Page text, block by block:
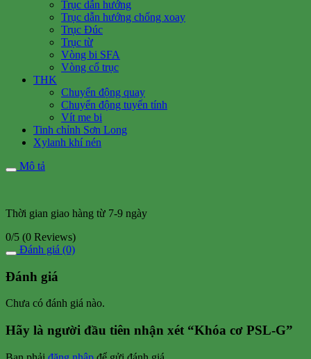
Trục dẫn hướng
Trục dẫn hướng chống xoay
Trục Đúc
Trục từ
Vòng bi SFA
Vòng cổ trục
THK
Chuyển động quay
Chuyển động tuyến tính
Vít me bi
Tinh chỉnh Sơn Long
Xylanh khí nén
Mô tả
Thời gian giao hàng từ 7-9 ngày
0/5 (0 Reviews)
Đánh giá (0)
Đánh giá
Chưa có đánh giá nào.
Hãy là người đầu tiên nhận xét “Khóa cơ PSL-G”